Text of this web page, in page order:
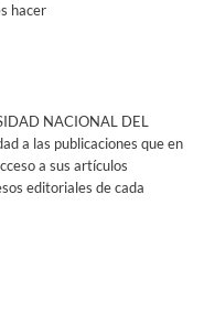
hacer
NACIONAL DEL
a las publicaciones que en
a sus artículos
editoriales de cada